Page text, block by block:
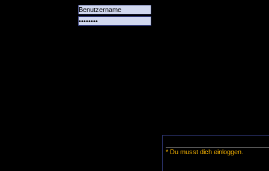
* Du musst dich einloggen.